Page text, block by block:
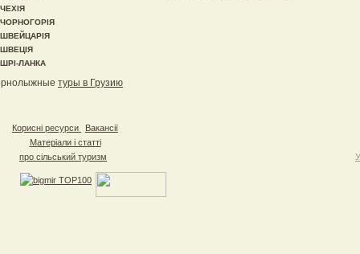
ЧЕХІЯ
ЧОРНОГОРІЯ
ШВЕЙЦАРІЯ
ШВЕЦІЯ
ШРІ-ЛАНКА
туры в Грузию
Корисні ресурси
Вакансії
Матеріали і статті
про сільський туризм